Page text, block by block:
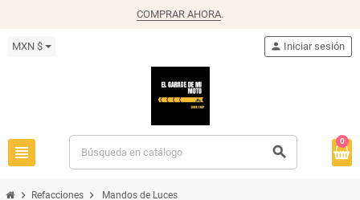
COMPRAR AHORA.
MXN $
view_headline search
person Iniciar sesión
0
chevron_right Refacciones chevron_right Mandos de Luces